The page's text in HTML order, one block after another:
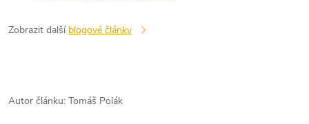
Zobrazit další blogové články
Autor článku: Tomáš Polák